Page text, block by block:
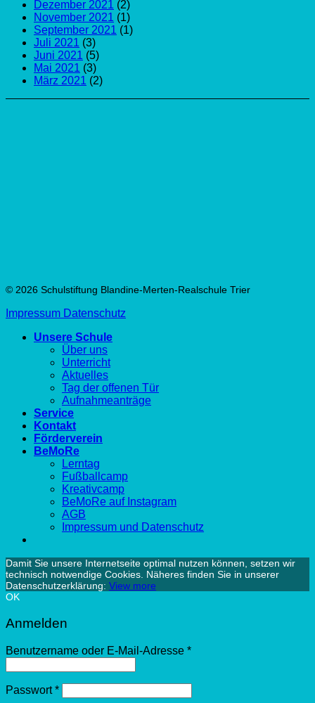
Dezember 2021 (2)
November 2021 (1)
September 2021 (1)
Juli 2021 (3)
Juni 2021 (5)
Mai 2021 (3)
März 2021 (2)
© 2026 Schulstiftung Blandine-Merten-Realschule Trier
Impressum Datenschutz
Unsere Schule
Über uns
Unterricht
Aktuelles
Tag der offenen Tür
Aufnahmeanträge
Service
Kontakt
Förderverein
BeMoRe
Lerntag
Fußballcamp
Kreativcamp
BeMoRe auf Instagram
AGB
Impressum und Datenschutz
Damit Sie unsere Internetseite optimal nutzen können, setzen wir
technisch notwendige Cookies. Näheres finden Sie in unserer
Datenschutzerklärung: View more
OK
Anmelden
Benutzername oder E-Mail-Adresse *
Passwort*